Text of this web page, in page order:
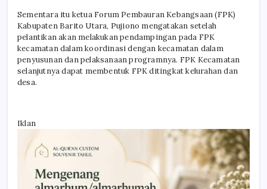
Sementara itu ketua Forum Pembauran Kebangsaan (FPK)
Kabupaten Barito Utara, Pujiono mengatakan setelah
pelantikan akan melakukan pendampingan pada FPK
kecamatan dalam koordinasi dengan kecamatan dalam
penyusunan dan pelaksanaan programnya. FPK Kecamatan
selanjutnya dapat membentuk FPK ditingkat kelurahan dan
desa.
Iklan